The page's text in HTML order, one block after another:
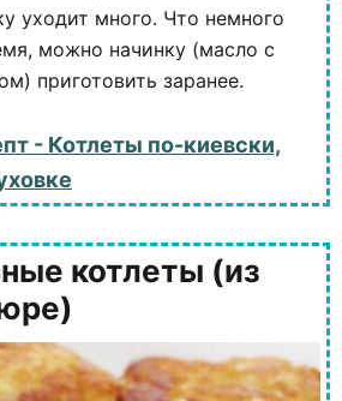
уходит много. Что немного
можно начинку (масло с
приготовить заранее.
- Котлеты по-киевски,
котлеты (из